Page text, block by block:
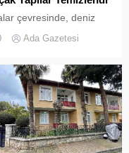
çevresinde, deniz
kirliliğine neden olan
çaplı bir temizlik ve
operasyonu
Ada Gazetesi